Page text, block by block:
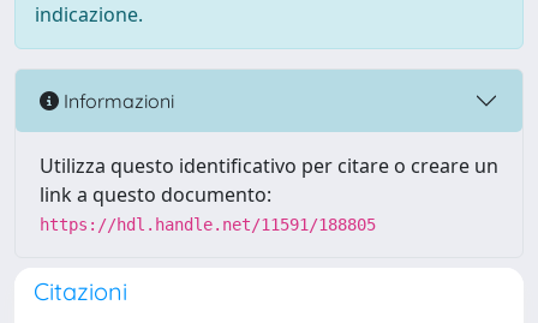
indicazione.
Informazioni
Utilizza questo identificativo per citare o creare un
link a questo documento:
https://hdl.handle.net/11591/188805
Citazioni